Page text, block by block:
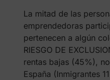
La mitad de las
emprendedoras
pertenecen a algún
RIESGO DE
rentas bajas (45%),
España (Inmigrantes